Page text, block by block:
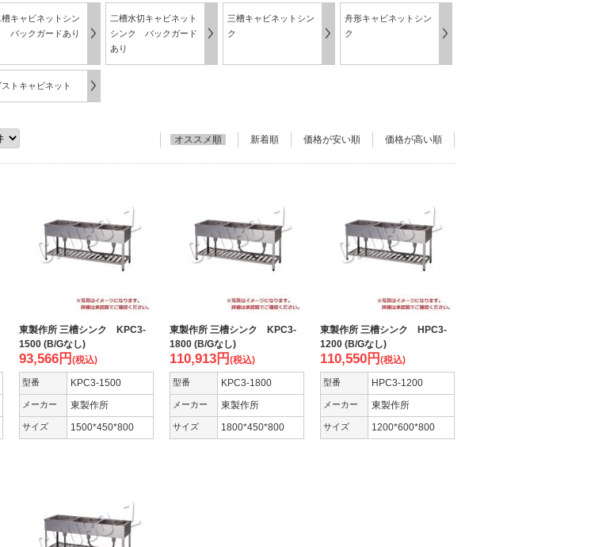
槽キャビネットシン
バックガードあり
二槽水切キャビネット
シンク バックガード
あり
三槽キャビネットシン
ク
舟形キャビネットシン
ク
ストキャビネット
オススメ順 新着順 価格が安い順 価格が高い順
東製作所 三槽シンク KPC3-
1500 (B/Gなし)
93,566円 (税込)
型番 KPC3-1500
メーカー 東製作所
サイズ 1500*450*800
東製作所 三槽シンク KPC3-
1800 (B/Gなし)
110,913円 (税込)
型番 KPC3-1800
メーカー 東製作所
サイズ 1800*450*800
東製作所 三槽シンク HPC3-
1200 (B/Gなし)
110,550円 (税込)
型番 HPC3-1200
メーカー 東製作所
サイズ 1200*600*800